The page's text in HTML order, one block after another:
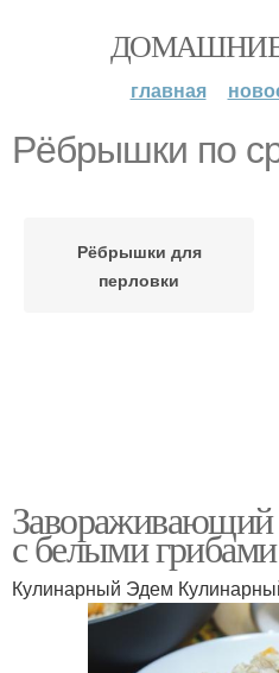
главная
Рёбрышки по
Рёбрышки для
перловки
Завораживающий
с белыми
Кулинарный Эдем